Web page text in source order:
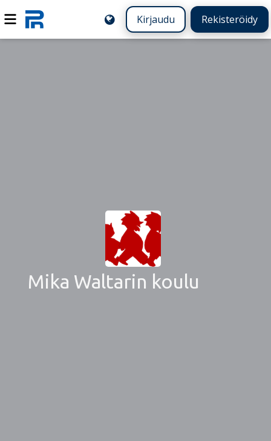
Kirjaudu Rekisteröidy
Mika Waltarin koulu